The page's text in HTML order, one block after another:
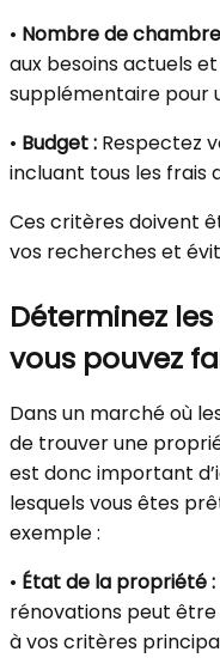
• Nombre de
aux besoins actuels
supplémentaire pour
• Budget : Respectez
incluant tous les frais
Ces critères doivent
vos recherches et
Déterminez
vous pouvez
Dans un marché où
de trouver une
est donc important
lesquels vous êtes
exemple :
• État de la propriété :
rénovations peut
à vos critères